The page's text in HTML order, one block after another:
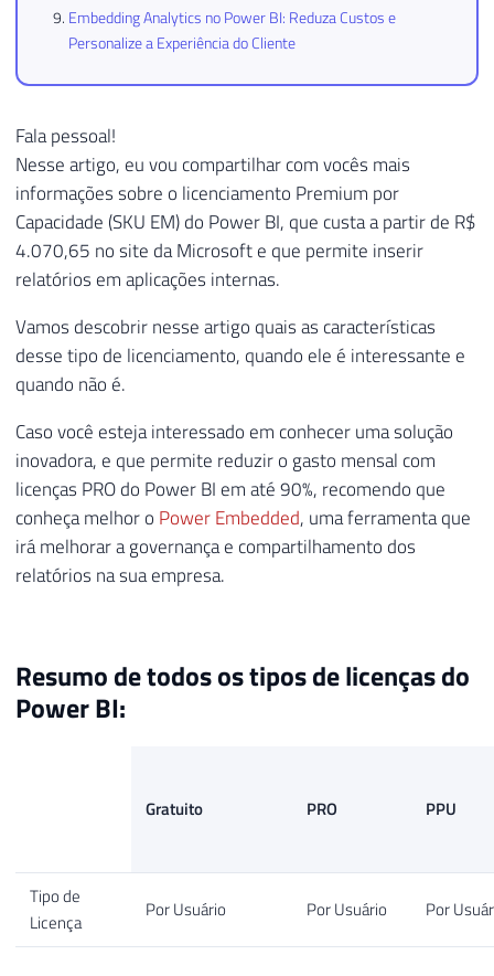
Embedding Analytics no Power BI: Reduza Custos e
Personalize a Experiência do Cliente
Fala pessoal!
Nesse artigo, eu vou compartilhar com vocês mais
informações sobre o licenciamento Premium por
Capacidade (SKU EM) do Power BI, que custa a partir de R$
4.070,65 no site da Microsoft e que permite inserir
relatórios em aplicações internas.
Vamos descobrir nesse artigo quais as características
desse tipo de licenciamento, quando ele é interessante e
quando não é.
Caso você esteja interessado em conhecer uma solução
inovadora, e que permite reduzir o gasto mensal com
licenças PRO do Power BI em até 90%, recomendo que
conheça melhor o Power Embedded, uma ferramenta que
irá melhorar a governança e compartilhamento dos
relatórios na sua empresa.
Resumo de todos os tipos de licenças do
Power BI:
Gratuito PRO PPU
Tipo de
Licença
Por Usuário Por Usuário Por